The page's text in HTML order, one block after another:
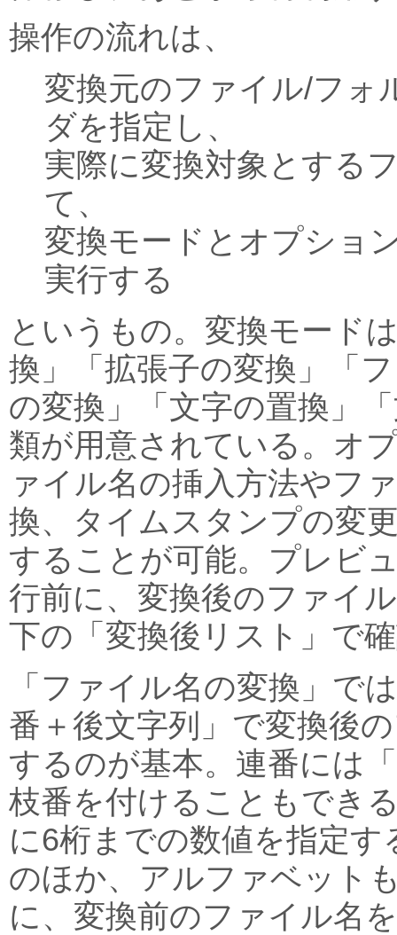
操作の流れは、
変換元のファイル/フォ
ダを指定し、
実際に変換対象とする
て、
変換モードとオプショ
実行する
というもの。変換モード
換」「拡張子の変換」「
の変換」「文字の置換」
類が用意されている。オ
ァイル名の挿入方法やフ
換、タイムスタンプの変
することが可能。プレビ
行前に、変換後のファイ
下の「変換後リスト」で
「ファイル名の変換」で
番＋後文字列」で変換後
するのが基本。連番には
枝番を付けることもでき
に6桁までの数値を指定
のほか、アルファベット
に、変換前のファイル名